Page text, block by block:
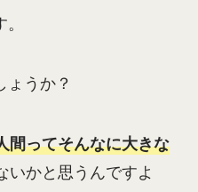
ょうか？
間ってそんなに大きな
いかと思うんですよ